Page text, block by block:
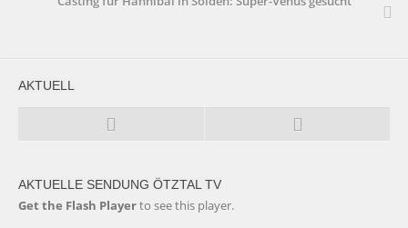
AKTUELL
AKTUELLE SENDUNG ÖTZTAL TV
Get the Flash Playerto see this player.